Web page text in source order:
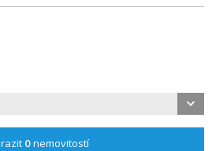
0nemovitostí